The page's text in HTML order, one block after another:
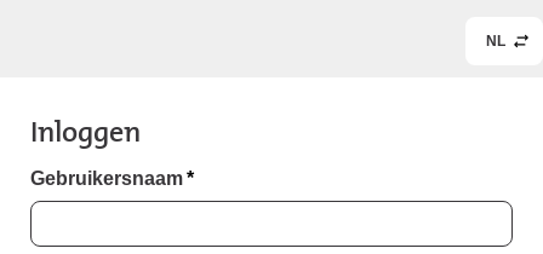
NL
Inloggen
Gebruikersnaam*